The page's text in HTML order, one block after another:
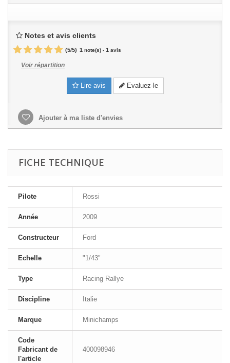
Notes et avis clients
(5/5) 1 note(s) - 1 avis
Voir répartition
Lire avis Evaluez-le
Ajouter à ma liste d'envies
FICHE TECHNIQUE
Pilote Rossi
Année 2009
Constructeur Ford
Echelle "1/43"
Type Racing Rallye
Discipline Italie
Marque Minichamps
Code
Fabricant de
l'article
400098946